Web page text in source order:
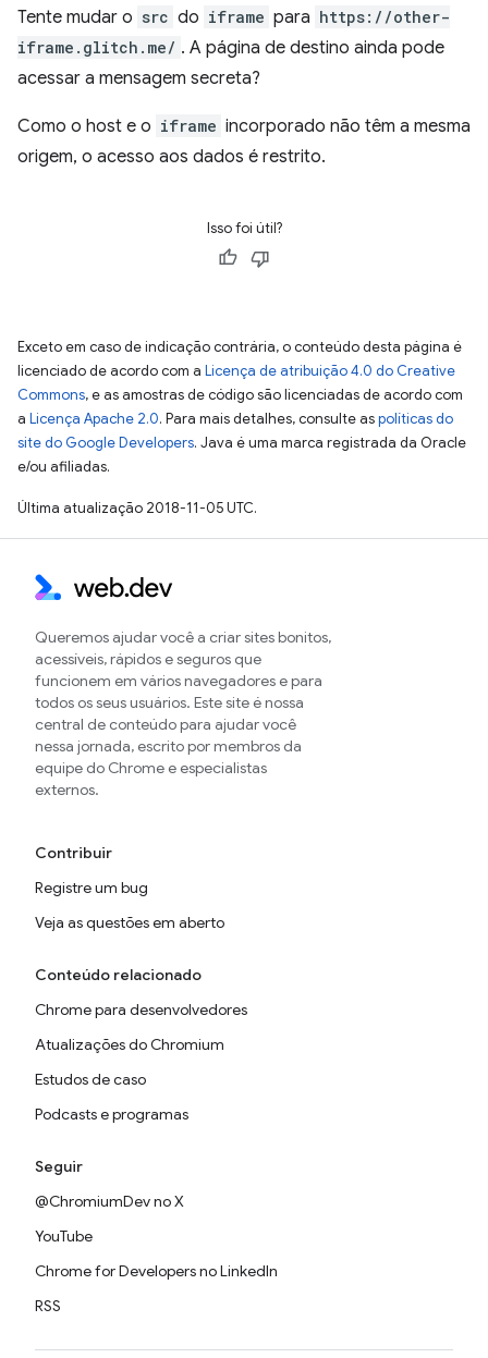
Tente mudar o src do iframe para https://other-
iframe.glitch.me/ . A página de destino ainda pode
acessar a mensagem secreta?
Como o host e o iframe incorporado não têm a mesma
origem, o acesso aos dados é restrito.
Isso foi útil?
Exceto em caso de indicação contrária, o conteúdo desta página é
licenciado de acordo com a Licença de atribuição 4.0 do Creative
Commons, e as amostras de código são licenciadas de acordo com
a Licença Apache 2.0. Para mais detalhes, consulte aspolíticas do
site do Google Developers. Java é uma marca registrada da Oracle
e/ou afiliadas.
Última atualização 2018-11-05 UTC.
Queremos ajudar você a criar sites bonitos,
acessíveis, rápidos e seguros que
funcionem em vários navegadores e para
todos os seus usuários. Este site é nossa
central de conteúdo para ajudar você
nessa jornada, escrito por membros da
equipe do Chrome e especialistas
externos.
Contribuir
Registre um bug
Veja as questões em aberto
Conteúdo relacionado
Chrome para desenvolvedores
Atualizações do Chromium
Estudos de caso
Podcasts e programas
Seguir
@ChromiumDev no X
YouTube
Chrome for Developers no LinkedIn
RSS